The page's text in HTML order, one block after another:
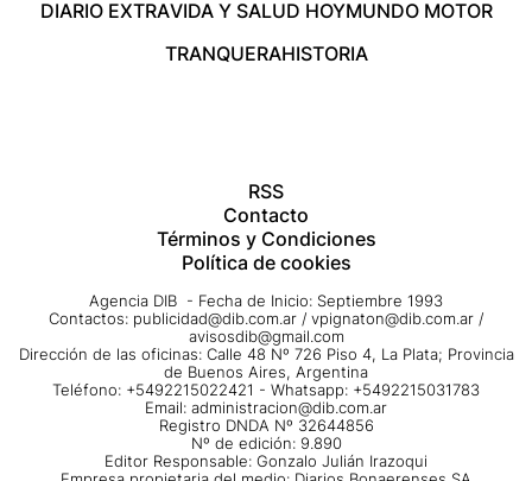
DIARIO EXTRAVIDA Y SALUD HOYMUNDO MOTOR
TRANQUERAHISTORIA
RSS
Contacto
Términos y Condiciones
Política de cookies
Agencia DIB - Fecha de Inicio: Septiembre 1993
Contactos: publicidad@dib.com.ar / vpignaton@dib.com.ar /
avisosdib@gmail.com
Dirección de las oficinas: Calle 48 Nº 726 Piso 4, La Plata; Provincia
de Buenos Aires, Argentina
Teléfono: +5492215022421 - Whatsapp: +5492215031783
Email: administracion@dib.com.ar
Registro DNDA Nº 32644856
Nº de edición: 9.890
Editor Responsable: Gonzalo Julián Irazoqui